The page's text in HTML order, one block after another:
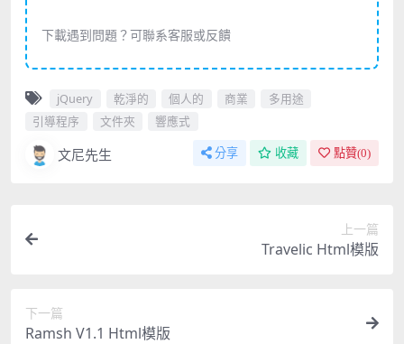
下載遇到問題？可聯系客服或反饋
jQuery 乾淨的 個人的 商業
多用途
引導程序
文件夾 響應式
文尼先生 分享 收藏 點贊(0)
上一篇
Travelic Html模版
下一篇
Ramsh V1.1 Html模版